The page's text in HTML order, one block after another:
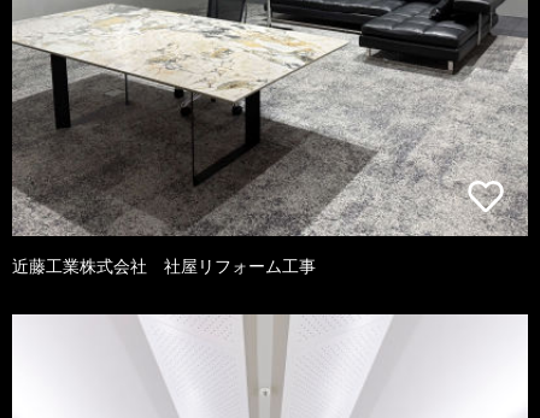
近藤工業株式会社 社屋リフォーム工事